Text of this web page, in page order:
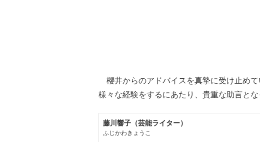
櫻井からのアドバイスを真摯に受け止め
様々な経験をするにあたり、貴重な助言とな
藤川響子（芸能ライター）
ふじかわきょうこ